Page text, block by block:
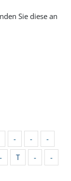
Sie diese an
- -
-
- T -
-